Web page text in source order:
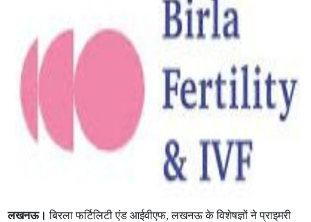
लखनऊ। बिरला फर्टिलिटी एंड आईवीएफ, लखनऊ के विशेषज्ञों ने प्राइमरी